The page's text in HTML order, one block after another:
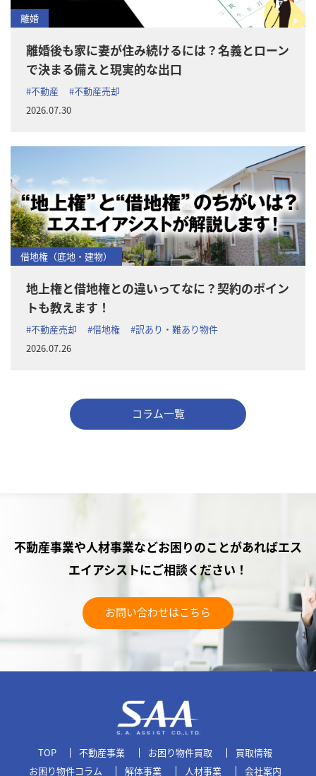
離婚
離婚後も家に妻が住み続けるには？名義とローン
で決まる備えと現実的な出口
#不動産
#不動産売却
2026.07.30
借地権（底地・建物）
地上権と借地権との違いってなに？契約のポイン
トも教えます！
#不動産売却 #借地権
#訳あり・難あり物件
2026.07.26
コラム一覧
不動産事業や人材事業などお困りのことがあればエス
エイアシストにご相談ください！
お問い合わせはこちら
TOP 不動産事業 お困り物件買取
買取情報
お困り物件コラム
解体事業 人材事業 会社案内